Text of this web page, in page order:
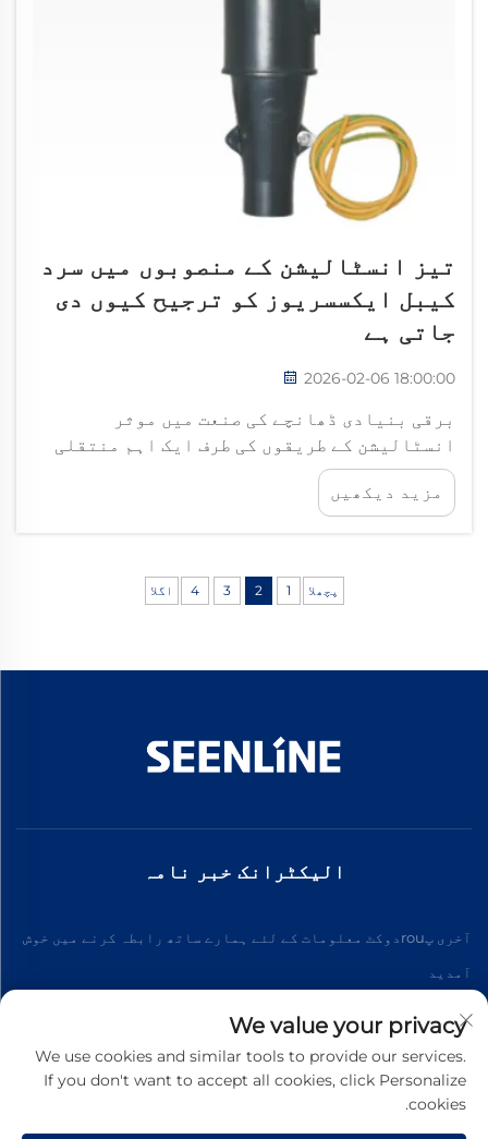
تیز انسٹالیشن کے منصوبوں میں سرد
کیبل ایکسسریوز کو ترجیح کیوں دی
جاتی ہے
2026-02-06 18:00:00
برقی بنیادی ڈھانچے کی صنعت میں موثر
انسٹالیشن کے طریقوں کی طرف ایک اہم منتقلی
دیکھی گئی ہے، جس میں سرد کیبل ایکسیسوریز
تیز رفتار نفاذ کے منصوبوں کے لیے ترجیحی حل
کے طور پر ابھرے ہیں۔ یہ نئے اجزاء نصب کرنے
مزید دیکھیں
پچھلا 1
2
3
4 اگلا
الیکٹرانک خبر نامہ
آخری پrouدوکٹ معلومات کے لئے ہمارے ساتھ رابطہ کرنے میں خوش
آمدید
سبسکرائب کریں۔
We value your privacy
We use cookies and similar tools to provide our services.
If you don't want to accept all cookies, click Personalize
cookies.